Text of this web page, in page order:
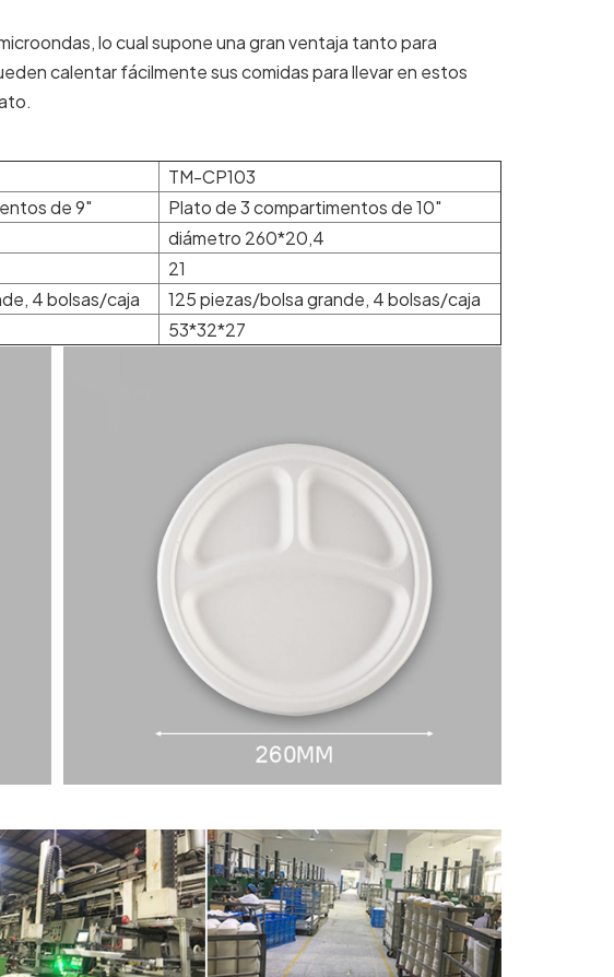
lo cual supone una gran ventaja tanto para
calentar fácilmente sus comidas para llevar en estos
TM-CP103
de 9"
Plato de 3 compartimentos de 10"
diámetro 260*20,4
21
4 bolsas/caja
125 piezas/bolsa grande, 4 bolsas/caja
53*32*27